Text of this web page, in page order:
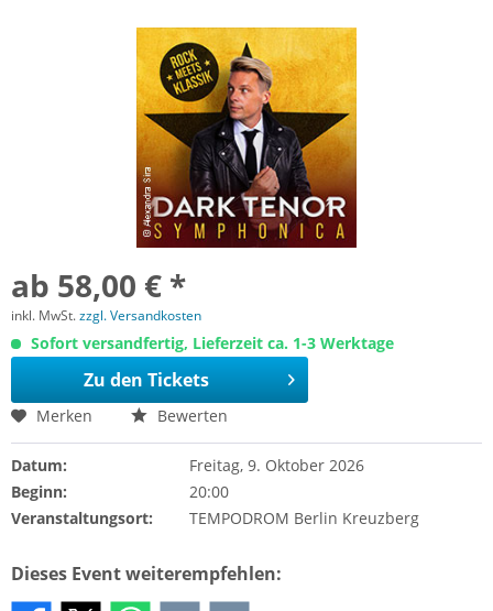
ab 58,00 € *
inkl. MwSt.zzgl. Versandkosten
Sofort versandfertig, Lieferzeit ca. 1-3 Werktage
Zu den Tickets
Merken Bewerten
Datum:
Freitag, 9. Oktober 2026
Beginn:
20:00
Veranstaltungsort:
TEMPODROM Berlin Kreuzberg
Dieses Event weiterempfehlen: